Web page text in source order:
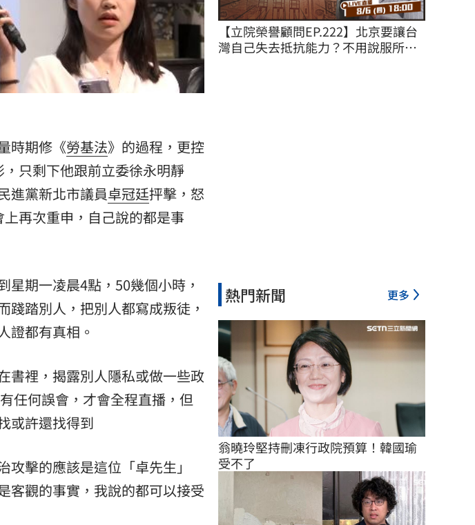
時期修《勞基法》的過程，更控
只剩下他跟前立委徐永明靜
進黨新北市議員卓冠廷抨擊，怒
再次重申，自己說的都是事
期一凌晨4點，50幾個小時，
踏別人，把別人都寫成叛徒，
證都有真相。
書裡，揭露別人隱私或做一些政
任何誤會，才會全程直播，但
或許還找得到
擊的應該是這位「卓先生」
客觀的事實，我說的都可以接受
【立院榮譽顧問EP.222】北京要讓台
灣自己失去抵抗能力？不用說服所有
熱門新聞 更多
翁曉玲堅持刪凍行政院預算！韓國瑜
受不了